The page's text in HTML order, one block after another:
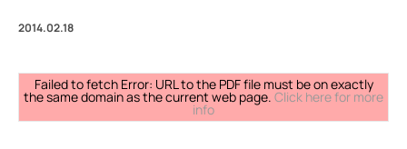
2014.02.18
Failed to fetch Error: URL to the PDF file must be on exactly
the same domain as the current web page. Click here for more
info